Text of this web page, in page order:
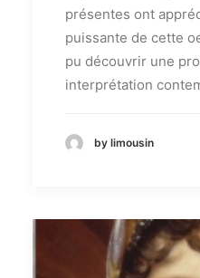
présentes ont
puissante de cette
pu découvrir une
interprétation
by limousin